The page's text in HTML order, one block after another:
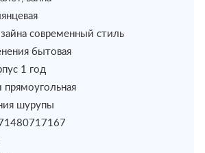
современный стиль
бытовая
1 год
шурупы